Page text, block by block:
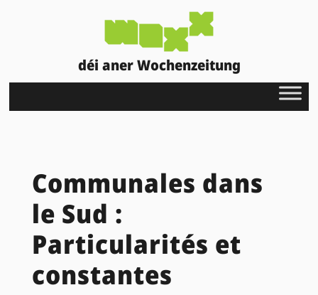
déi aner Wochenzeitung
Communales dans
le Sud :
Particularités et
constantes